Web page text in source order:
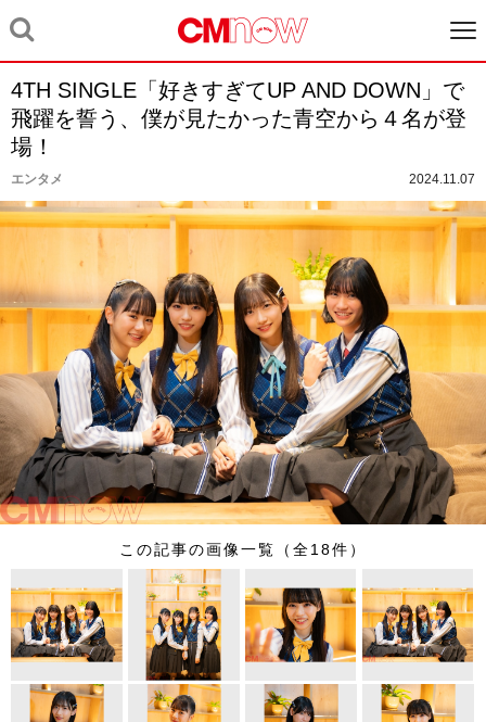
4TH SINGLE「好きすぎてUP AND DOWN」で
飛躍を誓う、僕が見たかった青空から４名が登
場！
エンタメ 2024.11.07
この記事の画像一覧（全18件）